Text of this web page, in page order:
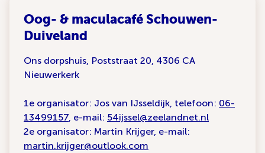
Oog- & maculacafé Schouwen-
Duiveland
Ons dorpshuis, Poststraat 20, 4306 CA
Nieuwerkerk
1e organisator: Jos van IJsseldijk, telefoon: 06-
13499157, e-mail: 54ijssel@zeelandnet.nl
2e organisator: Martin Krijger, e-mail:
martin.krijger@outlook.com